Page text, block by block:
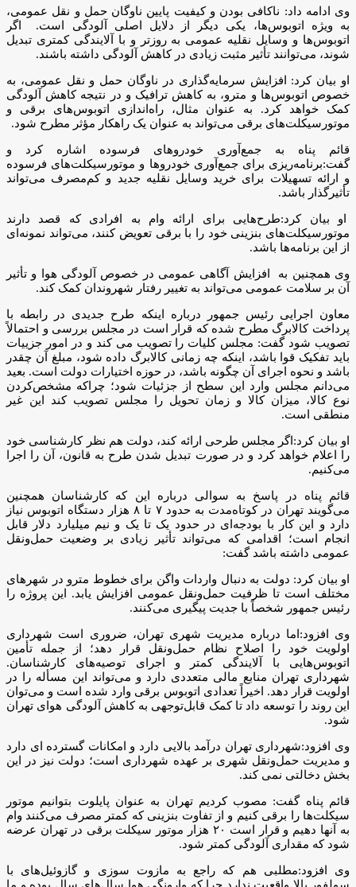
وی ادامه داد: ناکافی بودن و کیفیت پایین ناوگان حمل و نقل عمومی،
به ویژه اتوبوس‌ها، یکی دیگر از دلایل اصلی آلودگی است. اگر
اتوبوس‌ها و وسایل نقلیه عمومی به روزتر و با آلایندگی کمتری تبدیل
شوند، می‌توانند تأثیر مثبت زیادی در کاهش آلودگی داشته باشند.
او بیان کرد: افزایش سرمایه‌گذاری در ناوگان حمل و نقل عمومی، به
خصوص اتوبوس‌ها و مترو، به کاهش ترافیک و در نتیجه کاهش آلودگی
کمک خواهد کرد. به عنوان مثال، راه‌اندازی اتوبوس‌های برقی و
موتورسیکلت‌های برقی می‌تواند به عنوان یک راهکار مؤثر مطرح شود.
قائم پناه به جمع‌آوری خودروهای فرسوده اشاره کرد و
گفت:برنامه‌ریزی برای جمع‌آوری خودروها و موتورسیکلت‌های فرسوده
و ارائه تسهیلات برای خرید وسایل نقلیه جدید و کم‌مصرف می‌تواند
تأثیرگذار باشد.
او بیان کرد:طرح‌هایی برای ارائه وام به افرادی که قصد دارند
موتورسیکلت‌های بنزینی خود را با برقی تعویض کنند، می‌تواند نمونه‌ای
از این برنامه‌ها باشد.
وی همچنین به افزایش آگاهی عمومی در خصوص آلودگی هوا و تأثیر
آن بر سلامت عمومی می‌تواند به تغییر رفتار شهروندان کمک کند.
معاون اجرایی رئیس جمهور درباره اینکه طرح جدیدی در رابطه با
پرداخت کالابرگ مطرح شده که قرار است در مجلس بررسی و احتمالاً
تصویب شود گفت: مجلس کلیات را تصویب می کند و در امور جزییات
باید تفکیک قوا باشد، اینکه چه زمانی کالابرگ داده شود، مبلغ آن چقدر
باشد و نحوه اجرای آن چگونه باشد، در حوزه اختیارات دولت است. بعید
می‌دانم مجلس وارد این سطح از جزئیات شود؛ چراکه مشخص‌کردن
نوع کالا، میزان کالا و زمان تحویل را مجلس تصویب کند این غیر
منطقی است.
او بیان کرد:اگر مجلس طرحی ارائه کند، دولت هم نظر کارشناسی خود
را اعلام خواهد کرد و در صورت تبدیل شدن طرح به قانون، آن را اجرا
می‌کنیم.
قائم پناه در پاسخ به سوالی درباره این که کارشناسان همچنین
می‌گویند تهران در کوتاه‌مدت به حدود ۷ تا ۸ هزار دستگاه اتوبوس نیاز
دارد و این کار با بودجه‌ای در حدود یک تا یک و نیم میلیارد دلار قابل
انجام است؛ اقدامی که می‌تواند تأثیر زیادی بر وضعیت حمل‌ونقل
عمومی داشته باشد گفت:
او بیان کرد: دولت به دنبال واردات واگن برای خطوط مترو در شهرهای
مختلف است تا ظرفیت حمل‌ونقل عمومی افزایش یابد. این پروژه را
رئیس جمهور شخصاً با جدیت پیگیری می‌کنند.
وی افزود:اما درباره مدیریت شهری تهران، ضروری است شهرداری
اولویت خود را اصلاح نظام حمل‌ونقل قرار دهد؛ از جمله تأمین
اتوبوس‌هایی با آلایندگی کمتر و اجرای توصیه‌های کارشناسان.
شهرداری تهران منابع مالی متعددی دارد و می‌تواند این مسأله را در
اولویت قرار دهد. اخیراً تعدادی اتوبوس برقی وارد شده است و می‌توان
این روند را توسعه داد تا کمک قابل‌توجهی به کاهش آلودگی هوای تهران
شود.
وی افزود:شهرداری تهران درآمد بالایی دارد و امکانات گسترده ای دارد
و مدیریت حمل‌ونقل شهری بر عهده شهرداری است؛ دولت نیز در این
بخش دخالتی نمی کند.
قائم پناه گفت: مصوب کردیم تهران به عنوان پایلوت بتوانیم موتور
سیکلت‌ها را برقی کنیم و از تفاوت بنزینی که کمتر مصرف می‌کنند وام
به آنها دهیم و قرار است ۲۰ هزار موتور سیکلت برقی در تهران عرضه
شود که مقداری آلودگی کمتر شود.
وی افزود:مطلبی هم که راجع به مازوت سوزی و گازوئیل‌های با
سولفور بالا واقعیت ندارد چرا که وارونگی هوا سال‌های سال بوده و ما